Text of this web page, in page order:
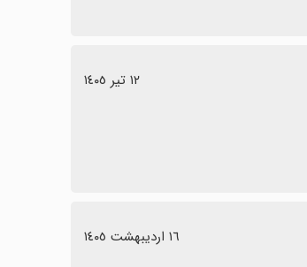
١٢ تیر ١٤٠٥
١٦ اردیبهشت ١٤٠٥